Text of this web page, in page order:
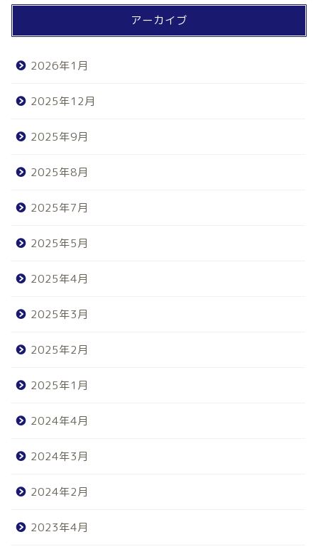
アーカイブ
2026年1月
2025年12月
2025年9月
2025年8月
2025年7月
2025年5月
2025年4月
2025年3月
2025年2月
2025年1月
2024年4月
2024年3月
2024年2月
2023年4月